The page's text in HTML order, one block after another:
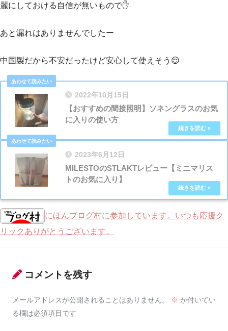
麗にしておける自信が無いもので✋
あと漏れはありませんでしたー
中国製だから不安だったけど安心して使えそう😌
2022年10月15日
【おすすめの間接照明】ソネングラスのお気
に入りの使い方
2023年6月12日
MILESTOのSTLAKTレビュー【ミニマリス
トのお気に入り】
にほんブログ村に参加しています。いつも応援ク
リックありがとうございます。
コメントを残す
メールアドレスが公開されることはありません。 ※ が付いてい
る欄は必須項目です